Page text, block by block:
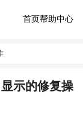
首页帮助中心
示的修复操